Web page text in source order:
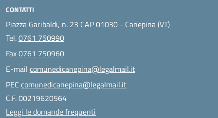
CONTATTI
Piazza Garibaldi, n. 23 CAP 01030 - Canepina (VT)
Tel.0761 750990
Fax0761 750960
E-mail comunedicanepina@legalmail.it
PEC comunedicanepina@legalmail.it
C.F. 00219620564
Leggi le domande frequenti